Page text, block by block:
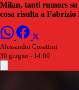
Milan, tanti rumors su
cosa risulta a Fabrizio
Alessandro Cosattini
30 giugno - 14:00